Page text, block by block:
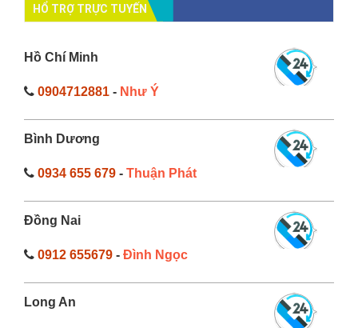
HỔ TRỢ TRỰC TUYẾN
Hồ Chí Minh
0904712881 - Như Ý
Bình Dương
0934 655 679 - Thuận Phát
Đồng Nai
0912 655679 - Đình Ngọc
Long An